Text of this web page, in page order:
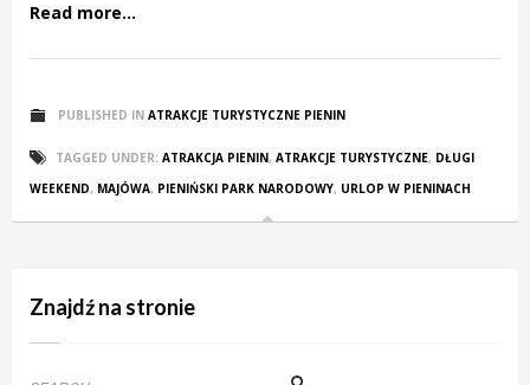
Read more...
PUBLISHED IN ATRAKCJE TURYSTYCZNE PIENIN
TAGGED UNDER: ATRAKCJA PIENIN, ATRAKCJE TURYSTYCZNE, DŁUGI
WEEKEND, MAJÓWA, PIENIŃSKI PARK NARODOWY, URLOP W PIENINACH
Znajdź na stronie